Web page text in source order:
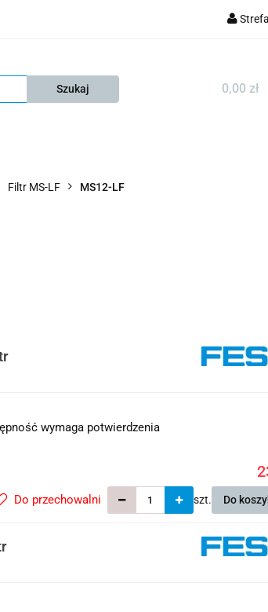
Dodaj
0,00 zł
Filtr MS-LF MS12-LF
wymaga potwierdzenia
szt. Do
Do przechowalni